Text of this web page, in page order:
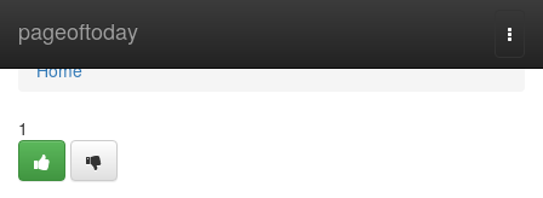
pageoftoday
Home
Home
1